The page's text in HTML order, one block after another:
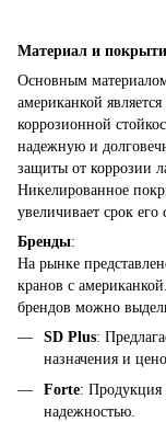
Материал и
Основным
американкой
коррозионной
надежную и
защиты от коррозии
Никелированное
увеличивает срок его
Бренды:
На рынке
кранов с
брендов можно
SD Plus:
назначения и
Forte: Продукция
надежностью.